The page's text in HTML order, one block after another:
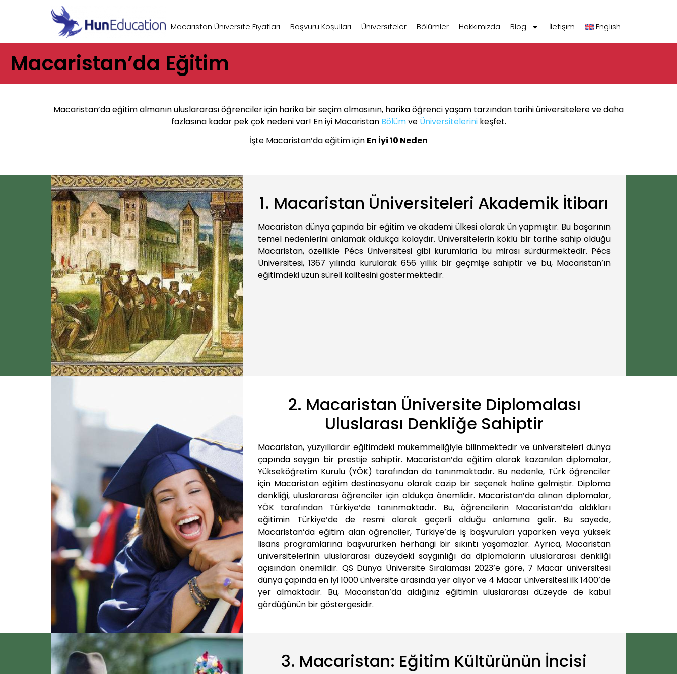
Macaristan Üniversite Fiyatları Başvuru Koşulları Üniversiteler Bölümler Hakkımızda Blog İletişim English
Macaristan’da Eğitim
Macaristan’da eğitim almanın uluslararası öğrenciler için harika bir seçim olmasının, harika öğrenci yaşam tarzından tarihi üniversitelere ve daha
fazlasına kadar pek çok nedeni var! En iyi Macaristan Bölümve Üniversitelerinikeşfet.
İşte Macaristan’da eğitim için En İyi 10 Neden
1. Macaristan Üniversiteleri Akademik İtibarı
Macaristan dünya çapında bir eğitim ve akademi ülkesi olarak ün yapmıştır. Bu başarının
temel nedenlerini anlamak oldukça kolaydır. Üniversitelerin köklü bir tarihe sahip olduğu
Macaristan, özellikle Pécs Üniversitesi gibi kurumlarla bu mirası sürdürmektedir. Pécs
Üniversitesi, 1367 yılında kurularak 656 yıllık bir geçmişe sahiptir ve bu, Macaristan’ın
eğitimdeki uzun süreli kalitesini göstermektedir.
2. Macaristan Üniversite Diplomalası
Uluslarası Denkliğe Sahiptir
Macaristan, yüzyıllardır eğitimdeki mükemmeliğiyle bilinmektedir ve üniversiteleri dünya
çapında saygın bir prestije sahiptir. Macaristan’da eğitim alarak kazanılan diplomalar,
Yükseköğretim Kurulu (YÖK) tarafından da tanınmaktadır. Bu nedenle, Türk öğrenciler
için Macaristan eğitim destinasyonu olarak cazip bir seçenek haline gelmiştir. Diploma
denkliği, uluslararası öğrenciler için oldukça önemlidir. Macaristan’da alınan diplomalar,
YÖK tarafından Türkiye’de tanınmaktadır. Bu, öğrencilerin Macaristan’da aldıkları
eğitimin Türkiye’de de resmi olarak geçerli olduğu anlamına gelir. Bu sayede,
Macaristan’da eğitim alan öğrenciler, Türkiye’de iş başvuruları yaparken veya yüksek
lisans programlarına başvururken herhangi bir sıkıntı yaşamazlar. Ayrıca, Macaristan
üniversitelerinin uluslararası düzeydeki saygınlığı da diplomaların uluslararası denkliği
açısından önemlidir. QS Dünya Üniversite Sıralaması 2023’e göre, 7 Macar üniversitesi
dünya çapında en iyi 1000 üniversite arasında yer alıyor ve 4 Macar üniversitesi ilk 1400’de
yer almaktadır. Bu, Macaristan’da aldığınız eğitimin uluslararası düzeyde de kabul
gördüğünün bir göstergesidir.
3. Macaristan: Eğitim Kültürünün İncisi